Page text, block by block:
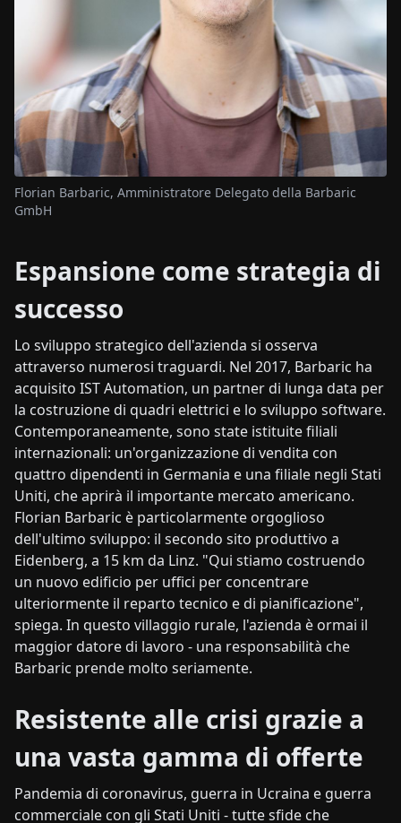
Florian Barbaric, Amministratore Delegato della Barbaric
GmbH
Espansione come strategia di
successo
Lo sviluppo strategico dell'azienda si osserva
attraverso numerosi traguardi. Nel 2017, Barbaric ha
acquisito IST Automation, un partner di lunga data per
la costruzione di quadri elettrici e lo sviluppo software.
Contemporaneamente, sono state istituite filiali
internazionali: un'organizzazione di vendita con
quattro dipendenti in Germania e una filiale negli Stati
Uniti, che aprirà il importante mercato americano.
Florian Barbaric è particolarmente orgoglioso
dell'ultimo sviluppo: il secondo sito produttivo a
Eidenberg, a 15 km da Linz. "Qui stiamo costruendo
un nuovo edificio per uffici per concentrare
ulteriormente il reparto tecnico e di pianificazione",
spiega. In questo villaggio rurale, l'azienda è ormai il
maggior datore di lavoro - una responsabilità che
Barbaric prende molto seriamente.
Resistente alle crisi grazie a
una vasta gamma di offerte
Pandemia di coronavirus, guerra in Ucraina e guerra
commerciale con gli Stati Uniti - tutte sfide che